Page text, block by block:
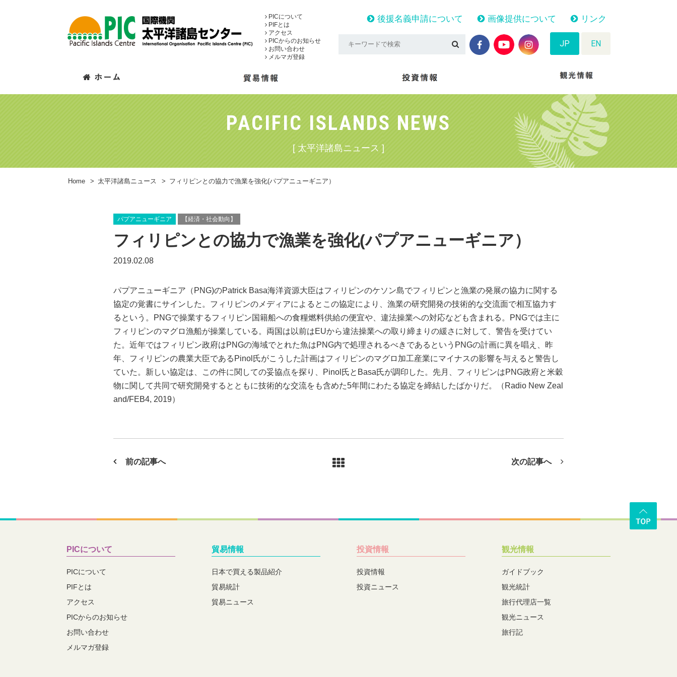
PICについて
PIFとは
アクセス
PICからのお知らせ
お問い合わせ
メルマガ登録
後援名義申請について 画像提供について リンク
JP EN
PACIFIC ISLANDS NEWS
[ 太平洋諸島ニュース ]
Home > 太平洋諸島ニュース > フィリピンとの協力で漁業を強化(パプアニューギニア）
パプアニューギニア 【経済・社会動向】
フィリピンとの協力で漁業を強化(パプアニューギニア）
2019.02.08
パプアニューギニア（PNG)のPatrick Basa海洋資源大臣はフィリピンのケソン島でフィリピンと漁業の発展の協力に関する
協定の覚書にサインした。フィリピンのメディアによるとこの協定により、漁業の研究開発の技術的な交流面で相互協力す
るという。PNGで操業するフィリピン国籍船への食糧燃料供給の便宜や、違法操業への対応なども含まれる。PNGでは主に
フィリピンのマグロ漁船が操業している。両国は以前はEUから違法操業への取り締まりの緩さに対して、警告を受けてい
た。近年ではフィリピン政府はPNGの海域でとれた魚はPNG内で処理されるべきであるというPNGの計画に異を唱え、昨
年、フィリピンの農業大臣であるPinol氏がこうした計画はフィリピンのマグロ加工産業にマイナスの影響を与えると警告し
ていた。新しい協定は、この件に関しての妥協点を探り、Pinol氏とBasa氏が調印した。先月、フィリピンはPNG政府と米穀
物に関して共同で研究開発するとともに技術的な交流をも含めた5年間にわたる協定を締結したばかりだ。（Radio New Zeal
and/FEB4, 2019）
前の記事へ 次の記事へ
PICについて
PICについて
PIFとは
アクセス
PICからのお知らせ
お問い合わせ
メルマガ登録
貿易情報
日本で買える製品紹介
貿易統計
貿易ニュース
投資情報
投資情報
投資ニュース
観光情報
ガイドブック
観光統計
旅行代理店一覧
観光ニュース
旅行記